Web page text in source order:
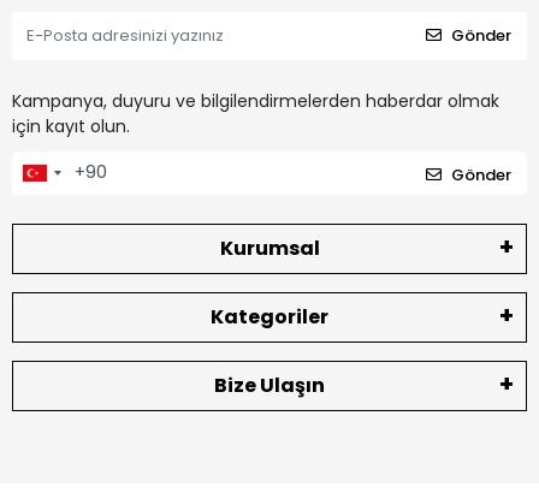
Gönder
Kampanya, duyuru ve bilgilendirmelerden haberdar olmak
için kayıt olun.
Gönder
Kurumsal
Kategoriler
Bize Ulaşın